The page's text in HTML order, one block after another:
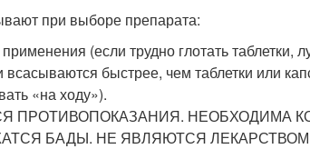
при выборе препарата:
(если трудно глотать
всасываются быстрее, чем таблетки или
«на ходу»).
ПРОТИВОПОКАЗАНИЯ. НЕОБХОДИМА
БАДЫ. НЕ ЯВЛЯЮТСЯ